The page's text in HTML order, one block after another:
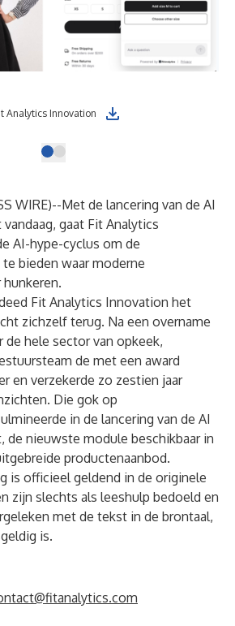
Analytics Innovation
WIRE)--Met de lancering van de AI
vandaag, gaat Fit Analytics
AI-hype-cyclus om de
bieden waar moderne
Fit Analytics Innovation het
zichzelf terug. Na een overname
de hele sector van opkeek,
de met een award
en verzekerde zo zestien jaar
Die gok op
in de lancering van de AI
de nieuwste module beschikbaar in
productenaanbod.
is officieel geldend in de originele
zijn slechts als leeshulp bedoeld en
met de tekst in de brontaal,
is.